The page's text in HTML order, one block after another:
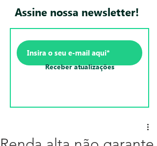
Assine nossa newsletter!
Receber atualizações